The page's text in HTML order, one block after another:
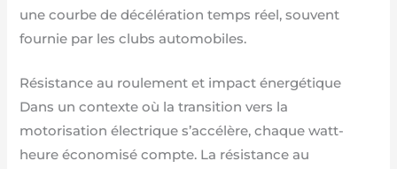
une courbe de décélération temps réel, souvent
fournie par les clubs automobiles.
Résistance au roulement et impact énergétique
Dans un contexte où la transition vers la
motorisation électrique s’accélère, chaque watt-
heure économisé compte. La résistance au